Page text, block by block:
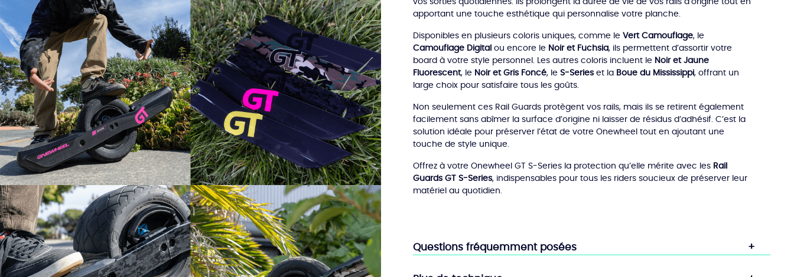
vos sorties quotidiennes. Ils prolongent la durée de vie de vos rails d’origine tout en
apportant une touche esthétique qui personnalise votre planche.
Disponibles en plusieurs coloris uniques, comme le Vert Camouflage, le
Camouflage Digital ou encore le Noir et Fuchsia, ils permettent d’assortir votre
board à votre style personnel. Les autres coloris incluent le Noir et Jaune
Fluorescent, le Noir et Gris Foncé, le S-Serieset la Boue du Mississippi, offrant un
large choix pour satisfaire tous les goûts.
Non seulement ces Rail Guards protègent vos rails, mais ils se retirent également
facilement sans abîmer la surface d’origine ni laisser de résidus d’adhésif. C’est la
solution idéale pour préserver l’état de votre Onewheel tout en ajoutant une
touche de style unique.
Offrez à votre Onewheel GT S-Series la protection qu’elle mérite avec les Rail
Guards GT S-Series, indispensables pour tous les riders soucieux de préserver leur
matériel au quotidien.
Questions fréquemment posées